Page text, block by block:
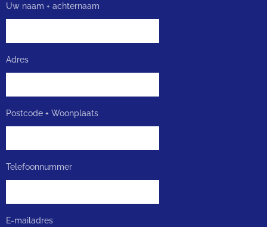
Uw naam + achternaam
Adres
Postcode + Woonplaats
Telefoonnummer
E-mailadres